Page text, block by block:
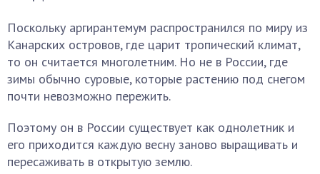
Поскольку аргирантемум распространился по миру из
Канарских островов, где царит тропический климат,
то он считается многолетним. Но не в России, где
зимы обычно суровые, которые растению под снегом
почти невозможно пережить.
Поэтому он в России существует как однолетник и
его приходится каждую весну заново выращивать и
пересаживать в открытую землю.